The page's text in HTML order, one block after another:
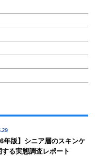
年版】シニア層のスキンケ
する実態調査レポート